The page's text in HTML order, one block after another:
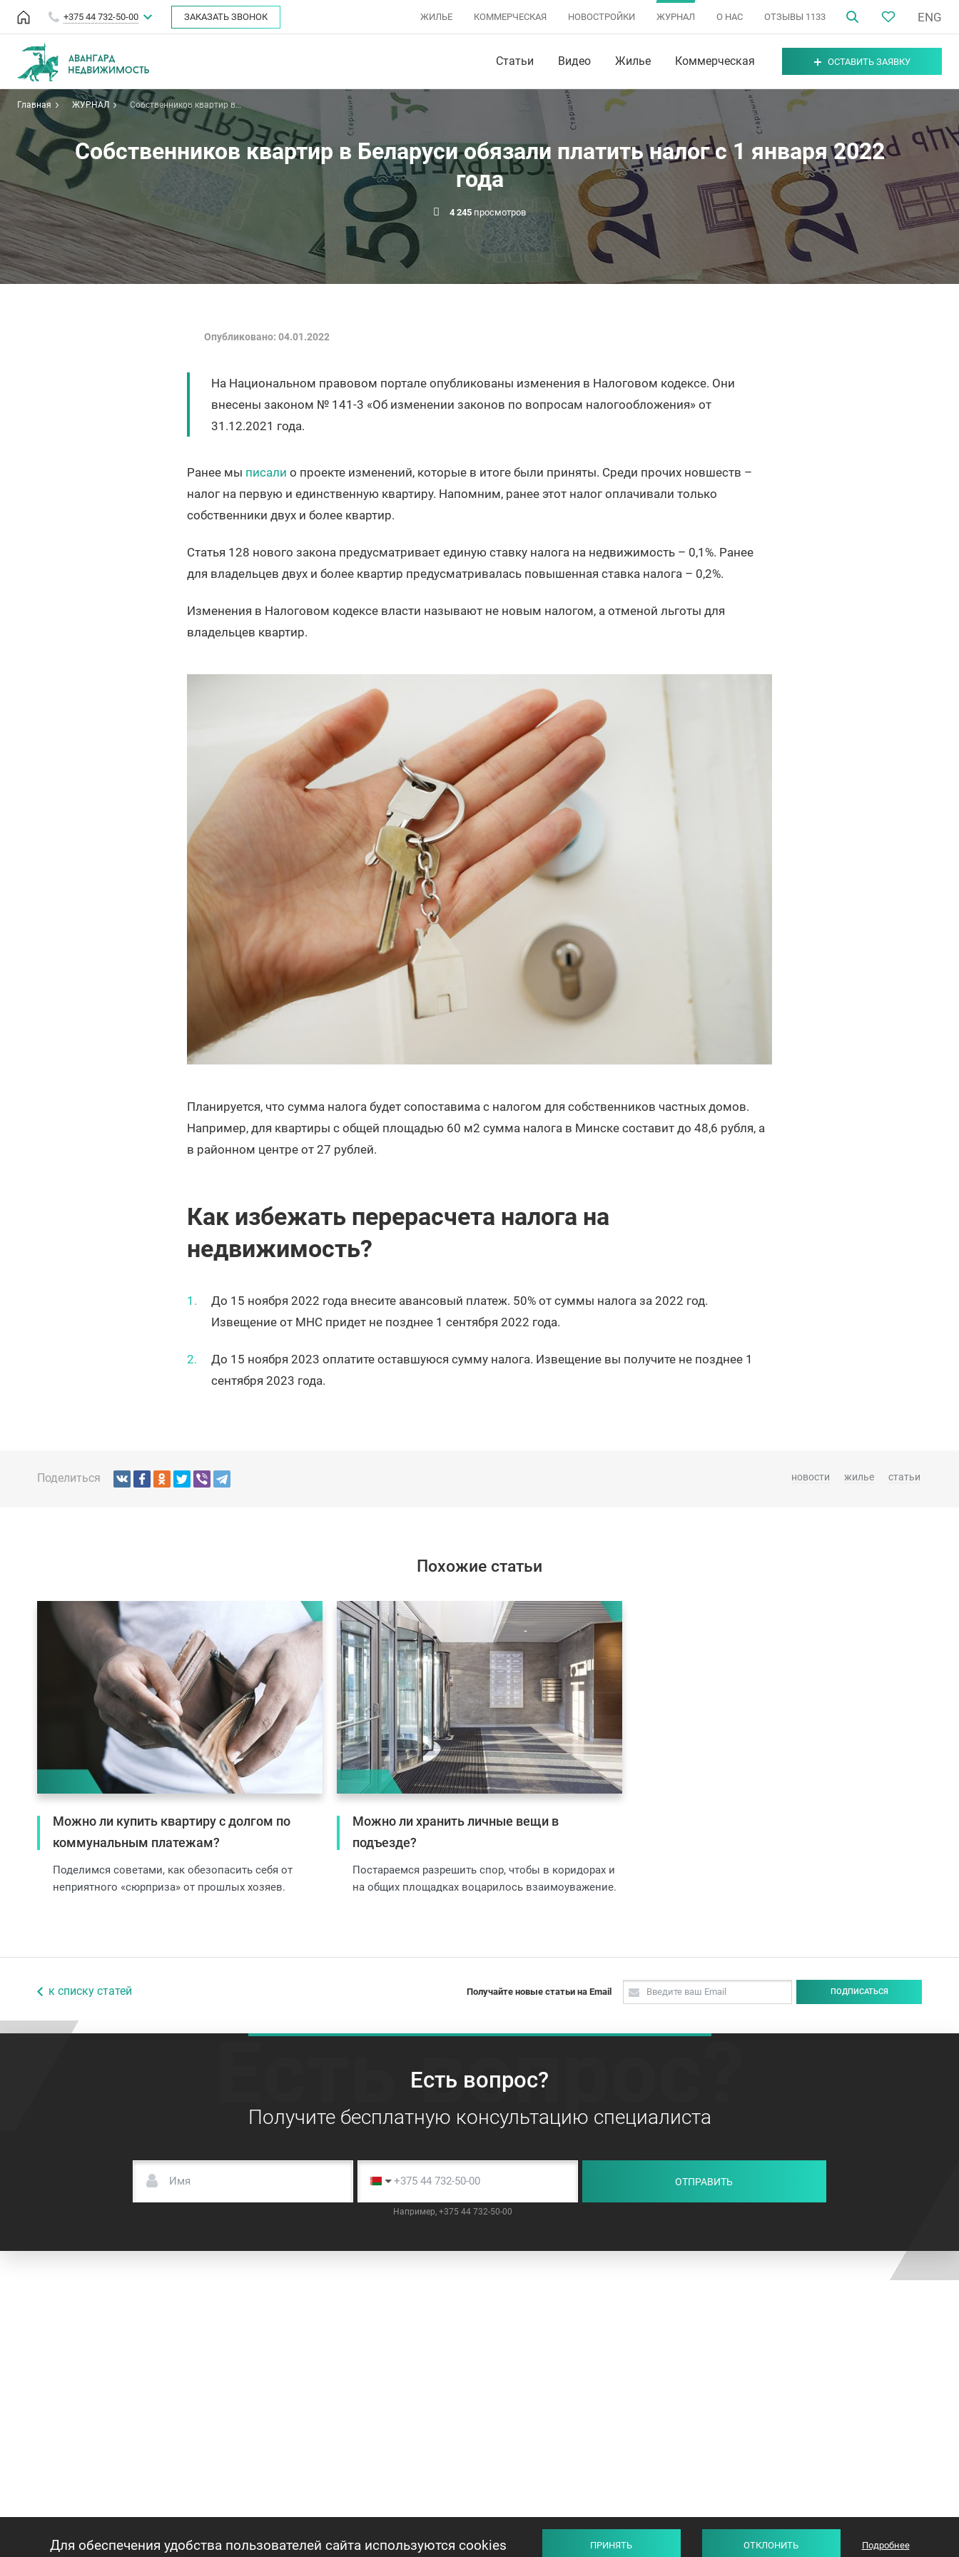
+375 44 732-50-00 ЗАКАЗАТЬ ЗВОНОК ЖИЛЬЕ КОММЕРЧЕСКАЯ НОВОСТРОЙКИ ЖУРНАЛ О НАС ОТЗЫВЫ 1133 ENG
Статьи Видео Жилье Коммерческая ОСТАВИТЬ ЗАЯВКУ
Главная ЖУРНАЛ
Собственников квартир в
Беларуси обязали платить налог
с 1 января 2022 года
Собственников квартир в Беларуси обязали платить налог с 1 января 2022
года
4 245 просмотров
Опубликовано: 04.01.2022
На Национальном правовом портале опубликованы изменения в Налоговом кодексе. Они
внесены законом № 141-3 «Об изменении законов по вопросам налогообложения» от
31.12.2021 года.
Ранее мы писали о проекте изменений, которые в итоге были приняты. Среди прочих новшеств –
налог на первую и единственную квартиру. Напомним, ранее этот налог оплачивали только
собственники двух и более квартир.
Статья 128 нового закона предусматривает единую ставку налога на недвижимость – 0,1%. Ранее
для владельцев двух и более квартир предусматривалась повышенная ставка налога – 0,2%.
Изменения в Налоговом кодексе власти называют не новым налогом, а отменой льготы для
владельцев квартир.
Планируется, что сумма налога будет сопоставима с налогом для собственников частных домов.
Например, для квартиры с общей площадью 60 м2 сумма налога в Минске составит до 48,6 рубля, а
в районном центре от 27 рублей.
Как избежать перерасчета налога на
недвижимость?
До 15 ноября 2022 года внесите авансовый платеж. 50% от суммы налога за 2022 год.
Извещение от МНС придет не позднее 1 сентября 2022 года.
До 15 ноября 2023 оплатите оставшуюся сумму налога. Извещение вы получите не позднее 1
сентября 2023 года.
Поделиться новости жилье статьи
Похожие статьи
Можно ли купить квартиру с долгом по
коммунальным платежам?
Поделимся советами, как обезопасить себя от
неприятного «сюрприза» от прошлых хозяев.
Можно ли хранить личные вещи в
подъезде?
Постараемся разрешить спор, чтобы в коридорах и
на общих площадках воцарилось взаимоуважение.
к списку статей Получайте новые статьи на Email ПОДПИСАТЬСЯ
Есть вопрос?
Есть вопрос?
Получите бесплатную консультацию специалиста
Например, +375 44 732-50-00
ОТПРАВИТЬ
Для обеспечения удобства пользователей сайта используются cookies ПРИНЯТЬ ОТКЛОНИТЬ Подробнее